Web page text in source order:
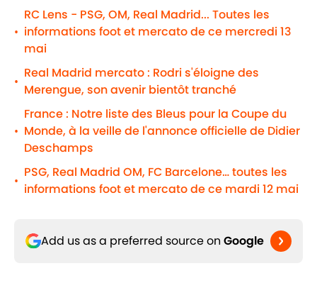
•
RC Lens - PSG, OM, Real Madrid... Toutes les
informations foot et mercato de ce mercredi 13
mai
•
Real Madrid mercato : Rodri s'éloigne des
Merengue, son avenir bientôt tranché
•
France : Notre liste des Bleus pour la Coupe du
Monde, à la veille de l'annonce officielle de Didier
Deschamps
•
PSG, Real Madrid OM, FC Barcelone… toutes les
informations foot et mercato de ce mardi 12 mai
Add us as a preferred source on Google